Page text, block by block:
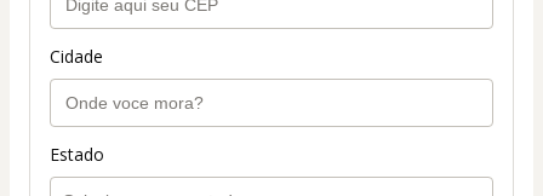
Cidade
Estado